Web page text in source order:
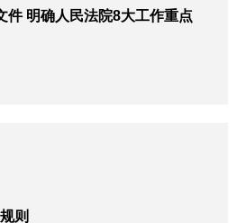
件 明确人民法院8大工作重点
则